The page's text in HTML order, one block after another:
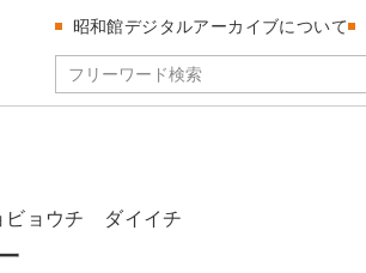
昭和館デジタルアーカイブについて
ョウチ ダイイチ